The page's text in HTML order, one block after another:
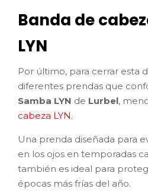
Banda de
LYN
Por último, para cerrar esta
diferentes prendas que
Samba LYN de Lurbel,
cabeza LYN.
Una prenda diseñada para
en los ojos en temporadas
también es ideal para
épocas más frías del año.